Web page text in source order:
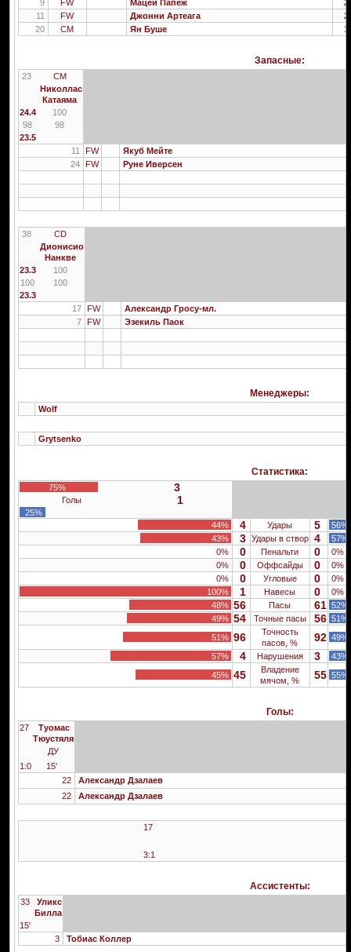
9
FW Мацей Папеж
11
FW Джонни Артеага
20
CM Ян Буше
Запасные:
23
CM
Николлас
Катаяма
24.4
100
98
98
23.5
11
FW
Якуб Мейте
24
FW Руне Иверсен
38
CD
Дионисио
Нанкве
23.3
100
100
100
23.3
17
FW
Александр Гросу-мл.
7
FW Эзекиль Паок
Менеджеры:
Wolf
Grytsenko
Статистика:
75% 3
Голы 1
25%
44%
4 Удары 5
56%
43%
3 Удары в створ 4
57%
0%
0 Пенальти 0
0%
0%
0 Оффсайды 0
0%
0%
0 Угловые 0
0%
100%
1 Навесы 0
0%
48% 56 Пасы 61 52%
49% 54 Точные пасы 56 51%
51% 96
Точность
пасов, %
92 49%
57%
4 Нарушения 3
43%
45% 45
Владение
мячом, %
55 55%
Голы:
27
Туомас
Тюустяля
ДУ
1:0
15'
22
Александр Дзалаев
22
Александр Дзалаев
17
3:1
Ассистенты:
33
Уликс
Билла
15'
3
Тобиас Коллер